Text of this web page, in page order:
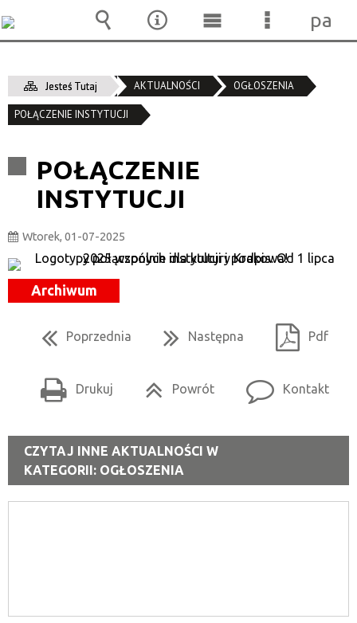
Jesteś Tutaj AKTUALNOŚCI OGŁOSZENIA
POŁĄCZENIE INSTYTUCJI
POŁĄCZENIE
INSTYTUCJI
Wtorek, 01-07-2025
Archiwum
Poprzednia Następna Pdf
Drukuj Powrót Kontakt
CZYTAJ INNE AKTUALNOŚCI W
KATEGORII: OGŁOSZENIA
Wyszukiwarka
Narzędzia
MenuMenu